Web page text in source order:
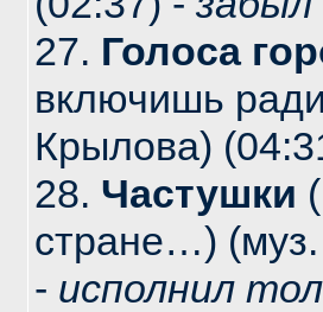
27. Голоса
включишь
Крылова)
28. Частушки
стране…)
- исполнил